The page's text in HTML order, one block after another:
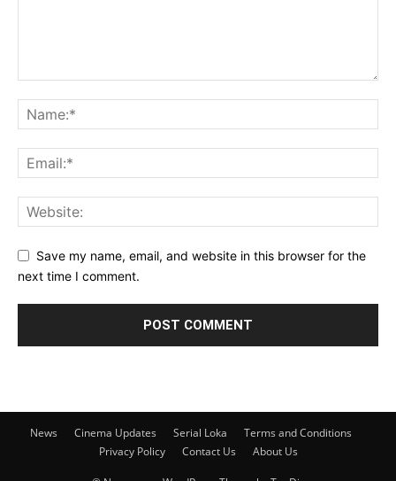
Save my name, email, and website in this browser for the
next time I comment.
News Cinema Updates Serial Loka
Terms and Conditions
Privacy Policy
Contact Us About Us